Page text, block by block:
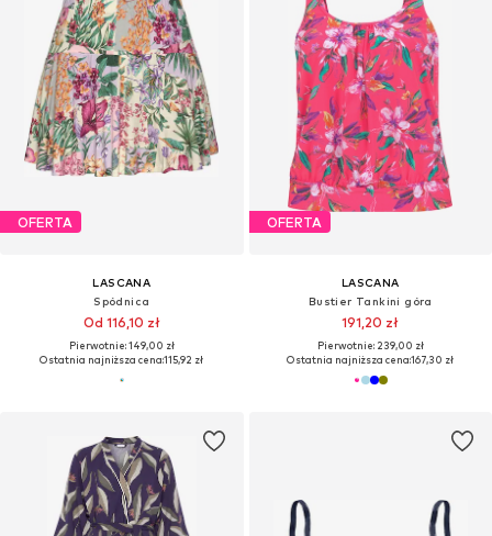
OFERTA
LASCANA
Spódnica
Od 116,10 zł
Pierwotnie: 149,00 zł
Ostatnia najniższa cena:115,92 zł
OFERTA
LASCANA
Bustier Tankini góra
191,20 zł
Pierwotnie: 239,00 zł
Ostatnia najniższa cena:167,30 zł